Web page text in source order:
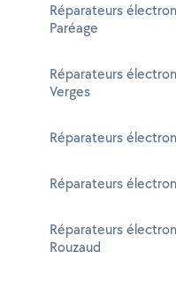
Réparateurs
Paréage
Réparateurs
Verges
Réparateurs
Réparateurs
Réparateurs
Rouzaud